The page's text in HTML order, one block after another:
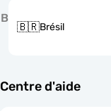
B
🇧🇷Brésil
Centre d'aide